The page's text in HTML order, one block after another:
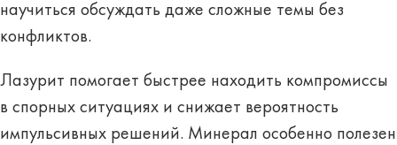
научиться обсуждать даже сложные темы без
конфликтов.
Лазурит помогает быстрее находить компромиссы
в спорных ситуациях и снижает вероятность
импульсивных решений. Минерал особенно полезен